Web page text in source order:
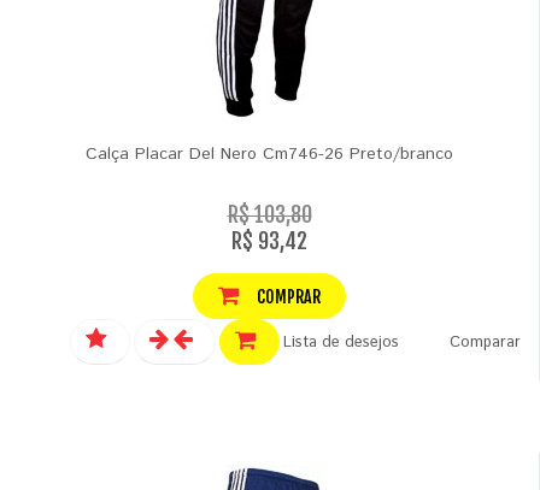
Calça Placar Del Nero Cm746-26 Preto/branco
R$ 103,80
R$ 93,42
COMPRAR
Lista de desejos Comparar